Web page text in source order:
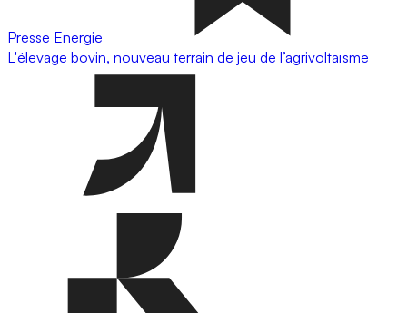
Presse Energie
L'élevage bovin, nouveau terrain de jeu de l’agrivoltaïsme